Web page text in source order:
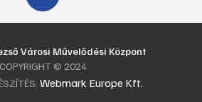
Városi Művelődési Központ
COPYRIGHT © 2024
Webmark Europe Kft.